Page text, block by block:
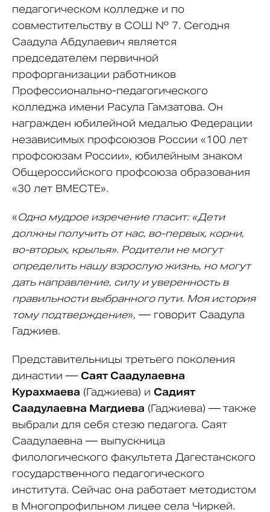
педагогическом колледже и по
совместительству в СОШ № 7. Сегодня
Саадула Абдулаевич является
председателем первичной
профорганизации работников
Профессионально-педагогического
колледжа имени Расула Гамзатова. Он
награжден юбилейной медалью Федерации
независимых профсоюзов России «100 лет
профсоюзам России», юбилейным знаком
Общероссийского профсоюза образования
«30 лет ВМЕСТЕ».
«Одно мудрое изречение гласит: «Дети
должны получить от нас, во-первых, корни,
во-вторых, крылья». Родители не могут
определить нашу взрослую жизнь, но могут
дать направление, силу и уверенность в
правильности выбранного пути. Моя история
тому подтверждение», — говорит Саадула
Гаджиев.
Представительницы третьего поколения
династии — Саят Саадулаевна
Курахмаева (Гаджиева) и Садият
Саадулаевна Магдиева (Гаджиева) —также
выбрали для себя стезю педагога. Саят
Саадулаевна — выпускница
филологического факультета Дагестанского
государственного педагогического
института. Сейчас она работает методистом
в Многопрофильном лицее села Чиркей.